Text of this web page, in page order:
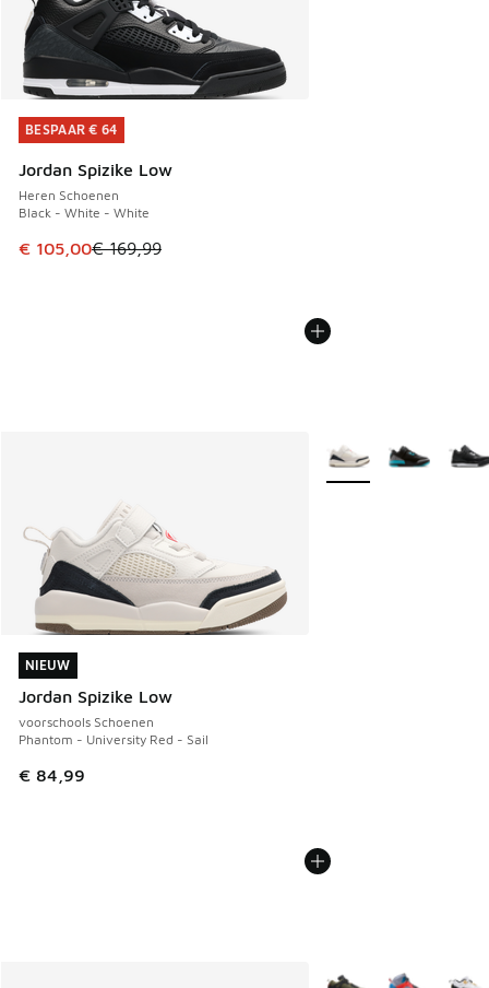
BESPAAR € 64
Jordan Spizike Low
Heren Schoenen
Black - White - White
Dit artikel is in de uitverkoop. Dit artikel is in de
€ 105,00€ 169,99
BESPAAR € 64
NIEUW
Jordan Spizike Low
voorschools Schoenen
Phantom - University Red - Sail
€ 84,99
NIEUW
Meer kleuren
Meer kleuren